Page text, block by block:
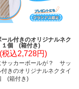
ル付きのオリジナルネク
個 (箱付き)
税込2,728円)
サッカーボールが？ サッ
きのオリジナルネクタイ
(箱付き)